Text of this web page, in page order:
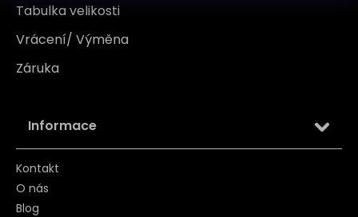
Tabulka velikosti
Vrácení/ Výměna
Záruka
Informace
Kontakt
O nás
Blog